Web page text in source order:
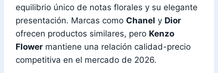
equilibrio único de notas florales y su elegante
presentación. Marcas como Chanel y Dior
ofrecen productos similares, pero Kenzo
Flower mantiene una relación calidad-precio
competitiva en el mercado de 2026.